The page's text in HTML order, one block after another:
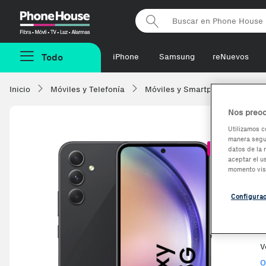
Phonehouse
Todo iPhone Samsung reNuevos
Inicio Móviles y Telefonía Móviles y Smartphones
-257,62€
Nos
Utilizamos
manera
datos de la
aceptar el
momento